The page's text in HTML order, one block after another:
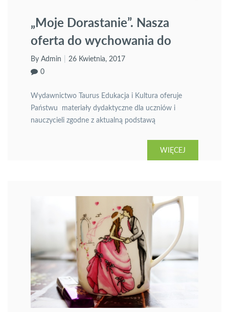
„Moje Dorastanie”. Nasza
oferta do wychowania do
życia w rodzinie
By Admin
26 Kwietnia, 2017
0
Wydawnictwo Taurus Edukacja i Kultura oferuje
Państwu materiały dydaktyczne dla uczniów i
nauczycieli zgodne z aktualną podstawą
WIĘCEJ